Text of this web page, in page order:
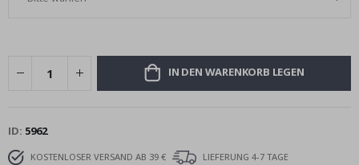
IN DEN WARENKORB LEGEN
ID 5962
KOSTENLOSER VERSAND AB 39 €
LIEFERUNG 4-7 TAGE